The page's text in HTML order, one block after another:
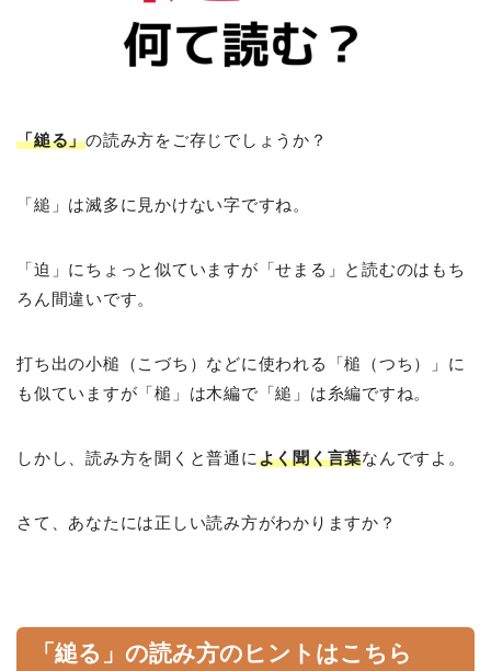
「縋る」の読み方をご存じでしょうか？
「縋」は滅多に見かけない字ですね。
「迫」にちょっと似ていますが「せまる」と読むのはもち
ろん間違いです。
打ち出の小槌（こづち）などに使われる「槌（つち）」に
も似ていますが「槌」は木編で「縋」は糸編ですね。
しかし、読み方を聞くと普通によく聞く言葉なんですよ。
さて、あなたには正しい読み方がわかりますか？
「縋る」の読み方のヒントはこちら